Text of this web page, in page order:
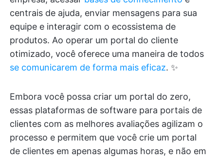
centrais de ajuda, enviar mensagens para sua
equipe e interagir com o ecossistema de
produtos. Ao operar um portal do cliente
otimizado, você oferece uma maneira de todos
se comunicarem de forma mais eficaz. ✨
Embora você possa criar um portal do zero,
essas plataformas de software para portais de
clientes com as melhores avaliações agilizam o
processo e permitem que você crie um portal
de clientes em apenas algumas horas, e não em